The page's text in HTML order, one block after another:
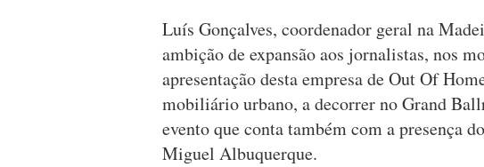
Luís Gonçalves, coordenador geral na
ambição de expansão aos jornalistas, nos
apresentação desta empresa de Out Of
mobiliário urbano, a decorrer no Grand
evento que conta também com a presença
Miguel Albuquerque.